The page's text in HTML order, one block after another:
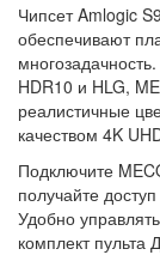
Чипсет Amlogic
обеспечивают
HDR10 и HLG,
реалистичные
качеством 4K
Подключите
получайте
Удобно
комплект пульта